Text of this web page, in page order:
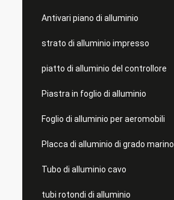
Antivari piano di alluminio
strato di alluminio impresso
piatto di alluminio del controllore
Piastra in foglio di alluminio
Foglio di alluminio per aeromobili
Placca di alluminio di grado marino
Tubo di alluminio cavo
tubi rotondi di alluminio